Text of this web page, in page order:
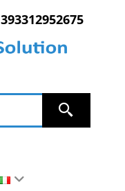
393312952675